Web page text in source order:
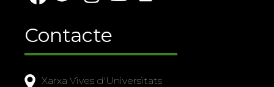
Contacte
Xarxa Vives d'Universitats